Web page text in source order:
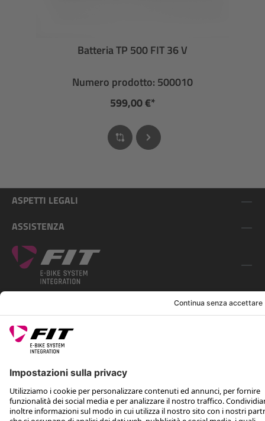
Batteria TP 500 FIT 36 V
Numero prodotto: 500010
599,00 €*
ASPETTI LEGALI
ASSISTENZA
SEGUICI SU
*Prezzo consigliato non vincolante, incl. IVA e spese di spedizione
Rotax Bike Technology AG © 2025